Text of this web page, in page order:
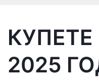
2025